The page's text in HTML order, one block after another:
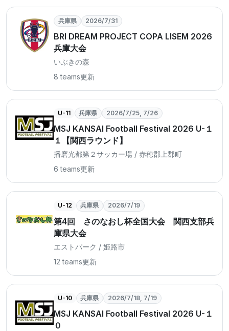
兵庫県 2026/7/31
BRI DREAM PROJECT COPA LISEM 2026
兵庫大会
いぶきの森
8 teams更新
U-11 兵庫県 2026/7/25, 7/26
MSJ KANSAI Football Festival 2026 U-１
１【関西ラウンド】
播磨光都第２サッカー場 / 赤穂郡上郡町
6 teams更新
U-12 兵庫県 2026/7/19
第4回 さのなおし杯全国大会 関西支部兵
庫県大会
エストパーク / 姫路市
12 teams更新
U-10 兵庫県 2026/7/18, 7/19
MSJ KANSAI Football Festival 2026 U-１
０